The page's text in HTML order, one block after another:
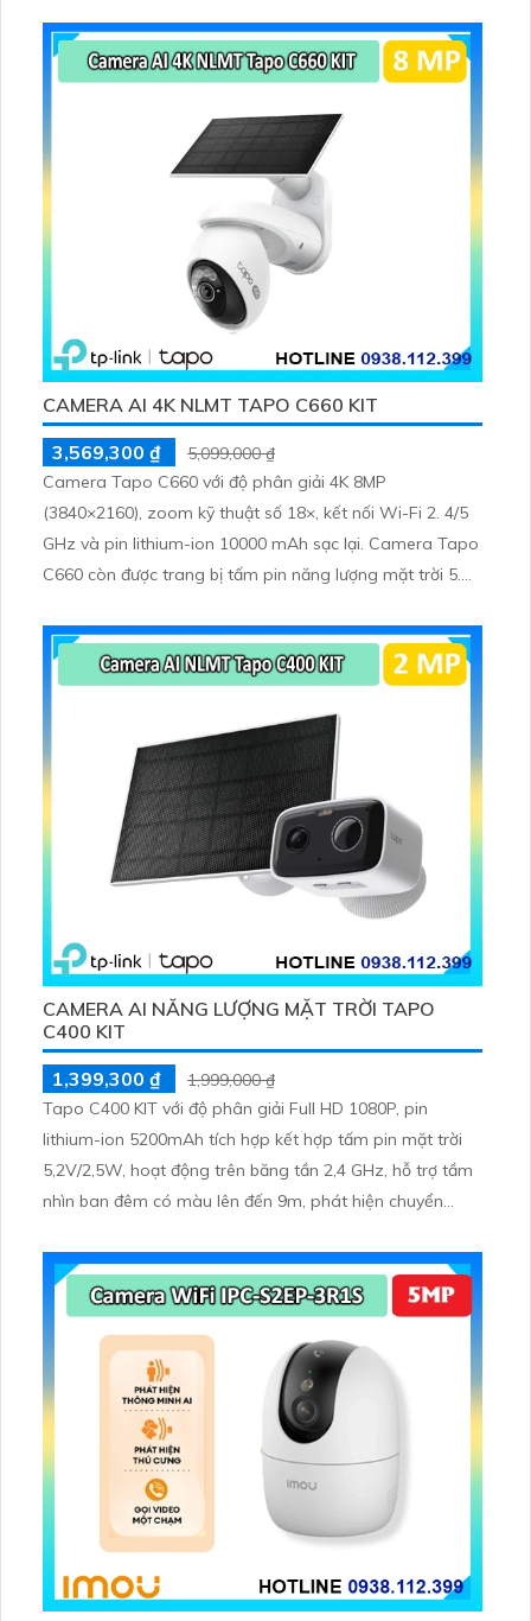
CAMERA AI 4K NLMT TAPO C660 KIT
3,569,300 ₫
5,099,000 ₫
Camera Tapo C660 với độ phân giải 4K 8MP
(3840×2160), zoom kỹ thuật số 18×, kết nối Wi-Fi 2. 4/5
GHz và pin lithium-ion 10000 mAh sạc lại. Camera Tapo
C660 còn được trang bị tấm pin năng lượng mặt trời 5.
tiện, lưu trữ thẻ microSD tối đa 512 GB
CAMERA AI NĂNG LƯỢNG MẶT TRỜI TAPO
C400 KIT
1,399,300 ₫
1,999,000 ₫
Tapo C400 KIT với độ phân giải Full HD 1080P, pin
lithium-ion 5200mAh tích hợp kết hợp tấm pin mặt trời
5,2V/2,5W, hoạt động trên băng tần 2,4 GHz, hỗ trợ tầm
nhìn ban đêm có màu lên đến 9m, phát hiện chuyển
thẻ microSD lên đến 512GB